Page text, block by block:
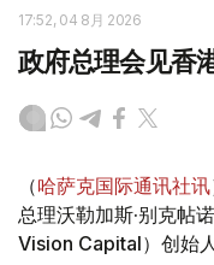
17:52, 04 8月 2026
政府总理会见香
（哈萨克国际通讯社讯
总理沃勒加斯·别克帖
Vision Capital）创始